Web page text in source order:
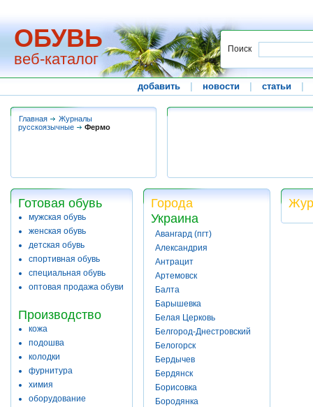
ОБУВЬ
веб-каталог
Поиск
добавить новости статьи
Главная
Журналы
русскоязычные
Фермо
Готовая обувь
мужская обувь
женская обувь
детская обувь
спортивная обувь
специальная обувь
оптовая продажа обуви
Производство
кожа
подошва
колодки
фурнитура
химия
оборудование
Города
Украина
Авангард (пгт)
Александрия
Антрацит
Артемовск
Балта
Барышевка
Белая Церковь
Белгород-Днестровский
Белогорск
Бердычев
Бердянск
Борисовка
Бородянка